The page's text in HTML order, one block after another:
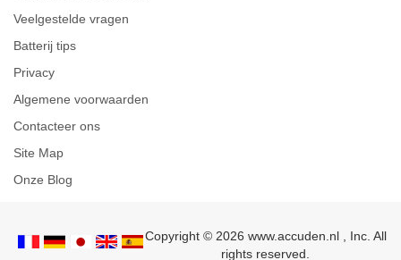
Veelgestelde vragen
Batterij tips
Privacy
Algemene voorwaarden
Contacteer ons
Site Map
Onze Blog
Copyright © 2026 www.accuden.nl , Inc. All
rights reserved.